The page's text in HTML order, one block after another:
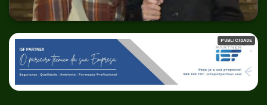
seconds
of
seconds
PUBLICIDADE